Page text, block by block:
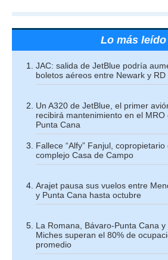
Lo más leído
JAC: salida de JetBlue podría
boletos aéreos entre Newark y RD
Un A320 de JetBlue, el primer
recibirá mantenimiento en el MRO
Punta Cana
Fallece “Alfy” Fanjul, copropietario
complejo Casa de Campo
Arajet pausa sus vuelos entre
y Punta Cana hasta octubre
La Romana, Bávaro-Punta Cana y
Miches superan el 80% de
promedio